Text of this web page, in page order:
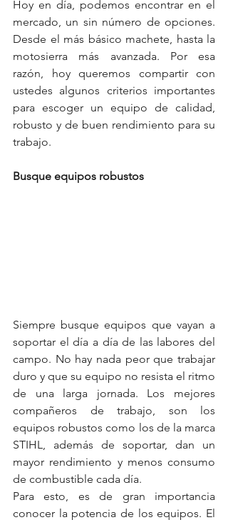
Hoy en día, podemos encontrar en el
mercado, un sin número de opciones.
Desde el más básico machete, hasta la
motosierra más avanzada. Por esa
razón, hoy queremos compartir con
ustedes algunos criterios importantes
para escoger un equipo de calidad,
robusto y de buen rendimiento para su
trabajo.
Busque equipos robustos
Siempre busque equipos que vayan a
soportar el día a día de las labores del
campo. No hay nada peor que trabajar
duro y que su equipo no resista el ritmo
de una larga jornada. Los mejores
compañeros de trabajo, son los
equipos robustos como los de la marca
STIHL, además de soportar, dan un
mayor rendimiento y menos consumo
de combustible cada día.
Para esto, es de gran importancia
conocer la potencia de los equipos. El